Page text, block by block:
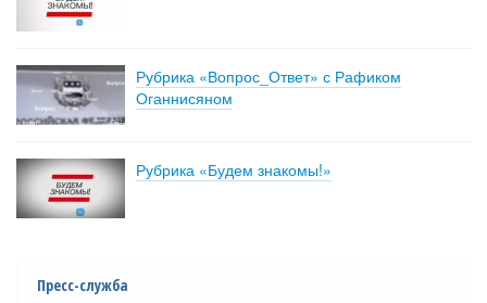
Рубрика «Вопрос_Ответ» с Рафиком
Оганнисяном
Рубрика «Будем знакомы!»
Пресс-служба